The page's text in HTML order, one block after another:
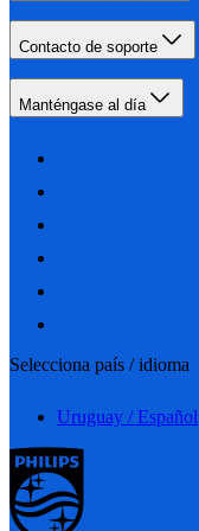
Contacto de soporte
Manténgase al día
Selecciona país / idioma
Uruguay / Español